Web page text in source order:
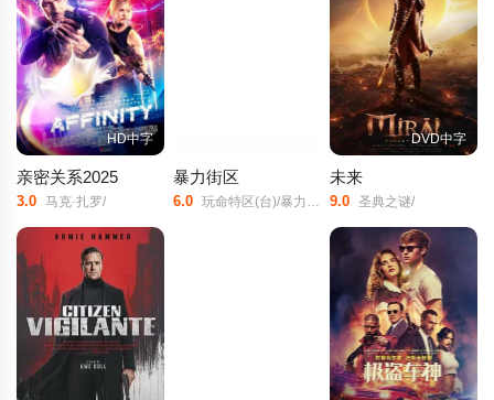
HD中字
亲密关系2025
3.0 马克·扎罗/
暴力街区
6.0 玩命特区(台)/暴力禁区(港)/公寓追凶/District/B13/
DVD中字
未来
9.0 圣典之谜/